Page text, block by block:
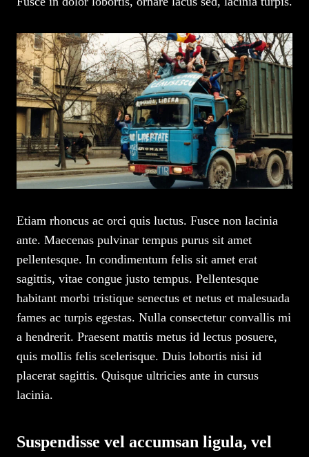
Etiam rhoncus ac orci quis luctus. Fusce non lacinia
ante. Maecenas pulvinar tempus purus sit amet
pellentesque. In condimentum felis sit amet erat
sagittis, vitae congue justo tempus. Pellentesque
habitant morbi tristique senectus et netus et malesuada
fames ac turpis egestas. Nulla consectetur convallis mi
a hendrerit. Praesent mattis metus id lectus posuere,
quis mollis felis scelerisque. Duis lobortis nisi id
placerat sagittis. Quisque ultricies ante in cursus
lacinia.
Suspendisse vel accumsan ligula, vel